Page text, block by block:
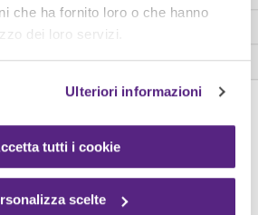
che ha fornito loro o che hanno
dei loro servizi.
Ulteriori informazioni
tutti i cookie
scelte
abbassare di 135 kg ogni
di CO2;
traffico;
nell’utilizzo dei trasporti